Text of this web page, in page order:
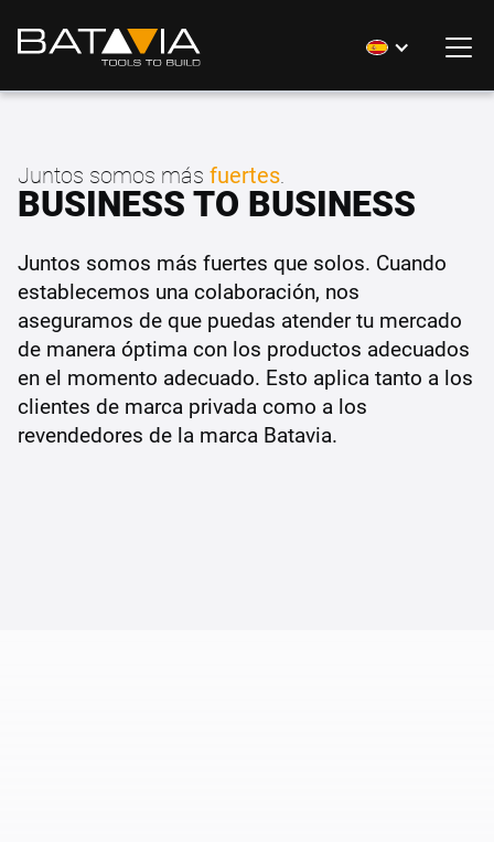
Juntos somos más fuertes
BUSINESS TO BUSINESS
Juntos somos más fuertes que solos. Cuando
establecemos una colaboración, nos
aseguramos de que puedas atender tu mercado
de manera óptima con los productos adecuados
en el momento adecuado. Esto aplica tanto a los
clientes de marca privada como a los
revendedores de la marca Batavia.